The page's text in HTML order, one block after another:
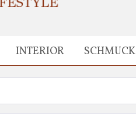
INTERIOR SCHMUCK